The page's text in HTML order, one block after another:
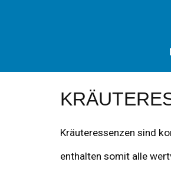
Kräuteressenzen sind
enthalten somit alle